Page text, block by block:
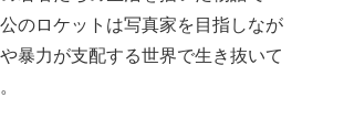
のロケットは写真家を目指しなが
暴力が支配する世界で生き抜いて